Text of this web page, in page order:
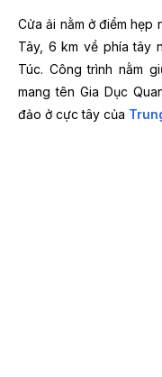
Cửa ải nằm ở điểm hẹp
Tây, 6 km về phía tây
Túc. Công trình nằm
mang tên Gia Dục
đảo ở cực tây của